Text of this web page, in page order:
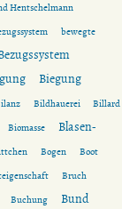
Hentschelmann
bewegte
Biegung
Bildhauerei
Billard
Biomasse
Blasen-
Bogen
Boot
Bruch
Buchung Bund